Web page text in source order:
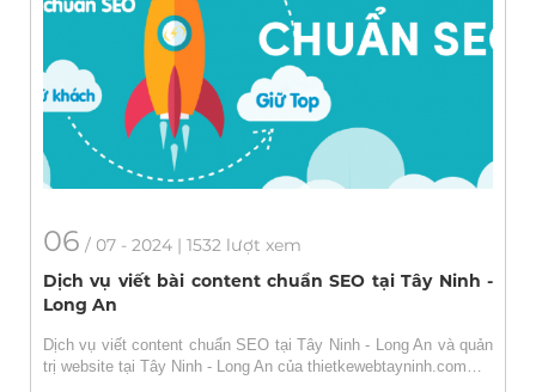
06 / 07 - 2024 | 1532 lượt xem
Dịch vụ viết bài content chuẩn SEO tại Tây Ninh -
Long An
Dịch vụ viết content chuẩn SEO tại Tây Ninh - Long An và quản
trị website tại Tây Ninh - Long An của thietkewebtayninh.com…